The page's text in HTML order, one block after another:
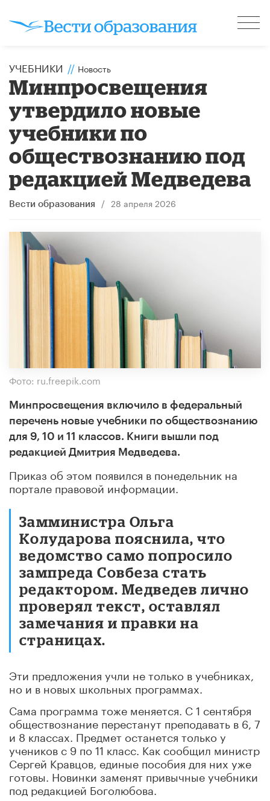
УЧЕБНИКИ // Новость
Минпросвещения
утвердило новые
учебники по
обществознанию под
редакцией Медведева
Вести образования / 28 апреля 2026
Фото: ru.freepik.com
Минпросвещения включило в федеральный
перечень новые учебники по обществознанию
для 9, 10 и 11 классов. Книги вышли под
редакцией Дмитрия Медведева.
Приказ об этом появился в понедельник на
портале правовой информации.
Замминистра Ольга
Колударова пояснила, что
ведомство само попросило
зампреда Совбеза стать
редактором. Медведев лично
проверял текст, оставлял
замечания и правки на
страницах.
Эти предложения учли не только в учебниках,
но и в новых школьных программах.
Сама программа тоже меняется. С 1 сентября
обществознание перестанут преподавать в 6, 7
и 8 классах. Предмет останется только у
учеников с 9 по 11 класс. Как сообщил министр
Сергей Кравцов, единые пособия для них уже
готовы. Новинки заменят привычные учебники
под редакцией Боголюбова.